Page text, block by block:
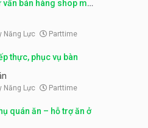
nhân viên sale,
vấn bán hàng shop mỹ
Năng Lực Parttime
thực, phục vụ bàn
Năng Lực Parttime
quán ăn – hỗ trợ ăn ở